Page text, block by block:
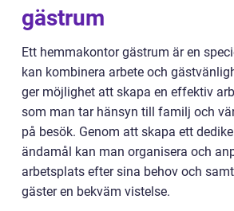
gästrum
Ett hemmakontor gästrum är en
kan kombinera arbete och
ger möjlighet att skapa en effektiv
som man tar hänsyn till familj och
på besök. Genom att skapa ett
ändamål kan man organisera och
arbetsplats efter sina behov och
gäster en bekväm vistelse.